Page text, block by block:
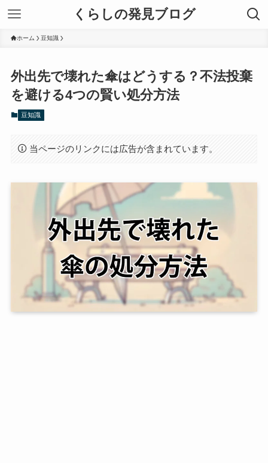
くらしの発見ブログ
ホーム 豆知識
外出先で壊れた傘はどうする？不法投棄
を避ける4つの賢い処分方法
豆知識
当ページのリンクには広告が含まれています。